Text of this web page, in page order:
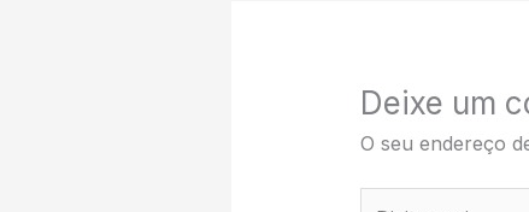
Deixe um
O seu endereço